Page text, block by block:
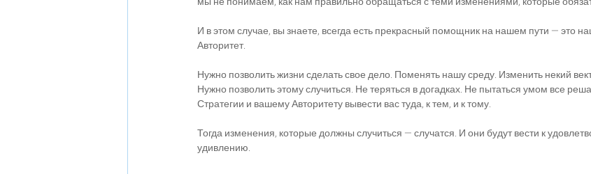
И в этом случае, вы знаете, всегда есть прекрасный помощник на нашем пути — это
Авторитет.
Нужно позволить жизни сделать свое дело. Поменять нашу среду. Изменить некий
Нужно позволить этому случиться. Не теряться в догадках. Не пытаться умом все
Стратегии и вашему Авторитету вывести вас туда, к тем, и к тому.
Тогда изменения, которые должны случиться — случатся. И они будут вести к
удивлению.